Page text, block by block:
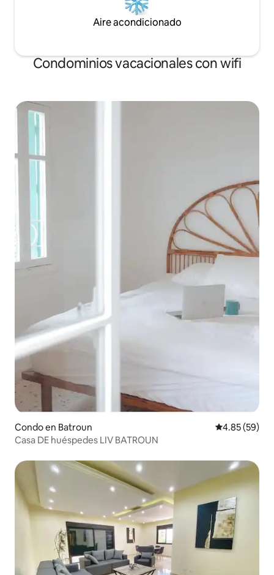
Aire acondicionado
Condominios vacacionales con wifi
Condo en Batroun Calificación
4.85 (59)
Casa DE huéspedes LIV BATROUN